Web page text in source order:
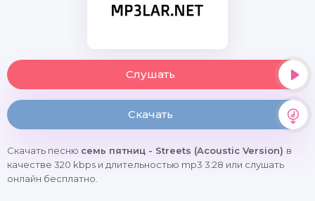
Слушать
Скачать
Скачать песню семь пятниц - Streets (Acoustic Version) в
качестве 320 kbps и длительностью mp3 3:28 или слушать
онлайн бесплатно.